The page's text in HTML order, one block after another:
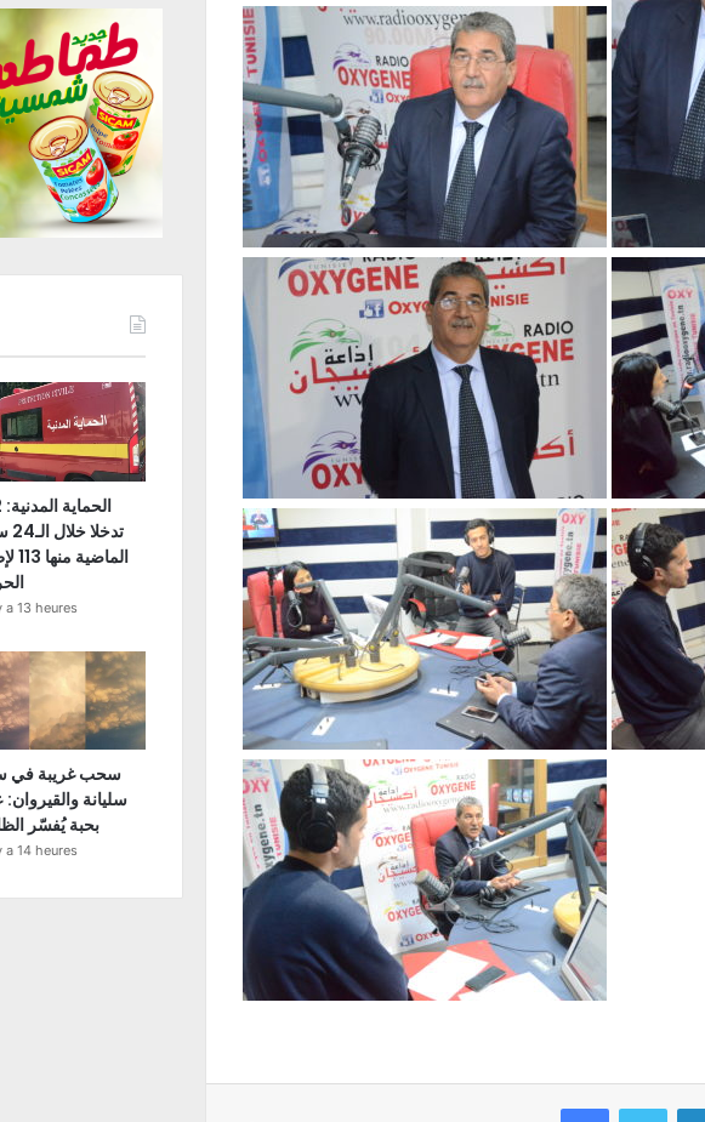
Facebook Twitter
a 13 heures
سحب غريبة في
سليانة والقيروان:
بحبة يُفسّر
a 14 heures